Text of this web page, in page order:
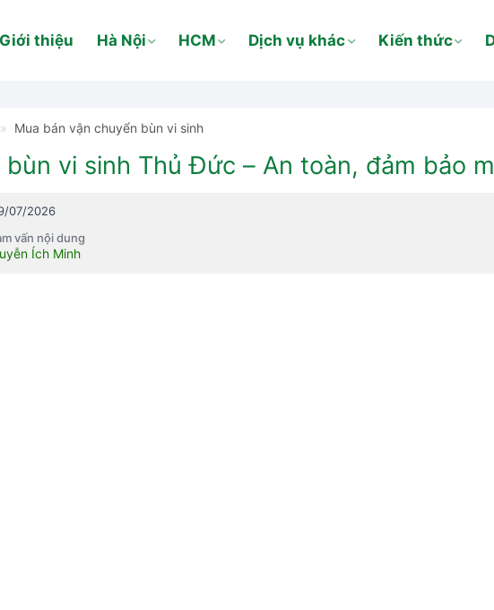
Giới thiệu Hà Nội HCM Dịch vụ khác Kiến thức
» Mua bán vận chuyển bùn vi sinh
bùn vi sinh Thủ Đức – An toàn, đảm bảo
07/2026
vấn nội dung
Ích Minh